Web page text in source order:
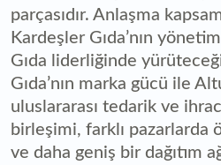
parçasıdır. Anlaşma
Kardeşler Gıda’nın
Gıda liderliğinde
Gıda’nın marka gücü ile
uluslararası tedarik ve
birleşimi, farklı pazarlarda
ve daha geniş bir dağıtım